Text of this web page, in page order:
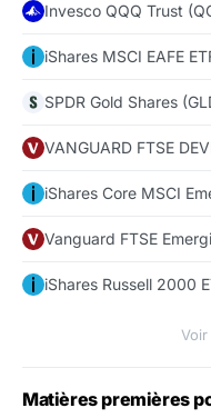
Invesco QQQ Trust
iShares MSCI EAFE
SPDR Gold Shares
VANGUARD FTSE
iShares Core MSCI
Vanguard FTSE
iShares Russell 2000
Matières premières